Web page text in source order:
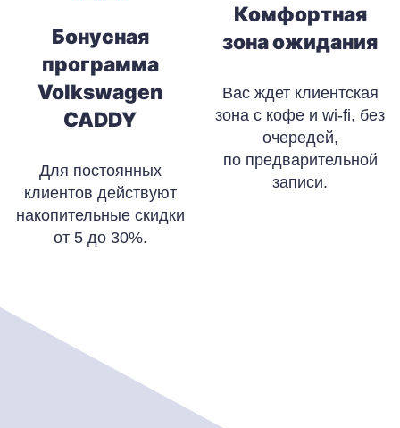
Бонусная
программа
Volkswagen
CADDY
Для постоянных
клиентов действуют
накопительные скидки
от 5 до 30%.
Комфортная
зона ожидания
Вас ждет клиентская
зона с кофе и wi-fi, без
очередей,
по предварительной
записи.